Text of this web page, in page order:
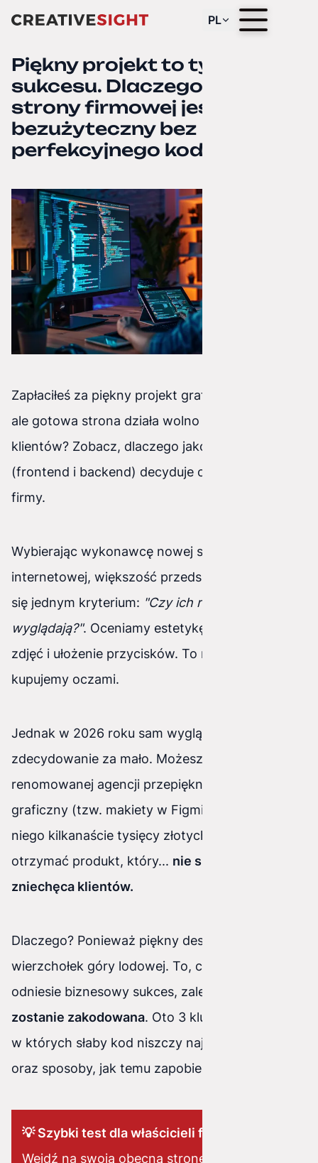
PL
Piękny projekt to tylko 10%
sukcesu. Dlaczego design
strony firmowej jest
bezużyteczny bez
perfekcyjnego kodu?
Zapłaciłeś za piękny projekt graficzny w Figmie,
ale gotowa strona działa wolno i odstrasza
klientów? Zobacz, dlaczego jakość kodu
(frontend i backend) decyduje o zyskach Twojej
firmy.
Wybierając wykonawcę nowej strony
internetowej, większość przedsiębiorców kieruje
się jednym kryterium: "Czy ich realizacje ładnie
wyglądają?". Oceniamy estetykę, kolory, dobór
zdjęć i ułożenie przycisków. To naturalne –
kupujemy oczami.
Jednak w 2026 roku sam wygląd to
zdecydowanie za mało. Możesz kupić od
renomowanej agencji przepiękny projekt
graficzny (tzw. makiety w Figmie), zapłacić za
niego kilkanaście tysięcy złotych, a ostatecznie
otrzymać produkt, który... nie sprzedaje i
zniechęca klientów.
Dlaczego? Ponieważ piękny design to zaledwie
wierzchołek góry lodowej. To, czy strona
odniesie biznesowy sukces, zależy od tego,
zostanie zakodowana. Oto 3 kluczowe obszary,
w których słaby kod niszczy najlepszy design,
oraz sposoby, jak temu zapobiec.
💡 Szybki test dla właścicieli firm:
Wejdź na swoją obecną stronę na telefonie.